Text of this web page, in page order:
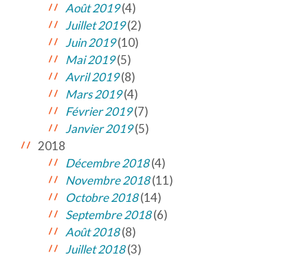
Août 2019(4)
Juillet 2019(2)
Juin 2019(10)
Mai 2019(5)
Avril 2019(8)
Mars 2019(4)
Février 2019(7)
Janvier 2019(5)
2018
Décembre 2018(4)
Novembre 2018(11)
Octobre 2018(14)
Septembre 2018(6)
Août 2018(8)
Juillet 2018(3)